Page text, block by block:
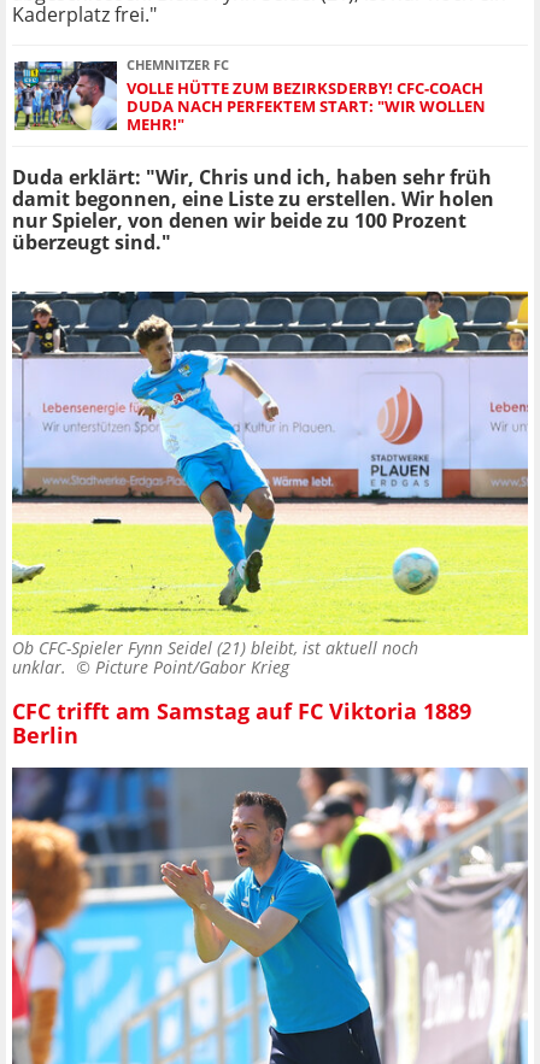
Kaderplatz frei."
CHEMNITZER FC
VOLLE HÜTTE ZUM BEZIRKSDERBY! CFC-COACH
DUDA NACH PERFEKTEM START: "WIR WOLLEN
MEHR!"
Duda erklärt: "Wir, Chris und ich, haben sehr früh
damit begonnen, eine Liste zu erstellen. Wir holen
nur Spieler, von denen wir beide zu 100 Prozent
überzeugt sind."
Ob CFC-Spieler Fynn Seidel (21) bleibt, ist aktuell noch
unklar. © Picture Point/Gabor Krieg
CFC trifft am Samstag auf FC Viktoria 1889
Berlin